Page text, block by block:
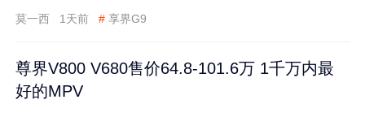
莫一西 1天前 # 享界G9
尊界V800 V680售价64.8-101.6万 1千万内最
好的MPV